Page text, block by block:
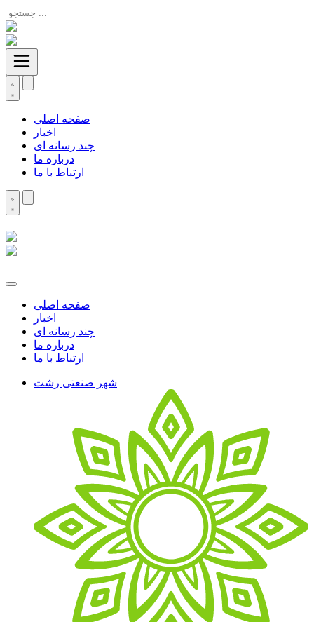
صفحه اصلی
اخبار
چند رسانه ای
درباره ما
ارتباط با ما
صفحه اصلی
اخبار
چند رسانه ای
درباره ما
ارتباط با ما
شهر صنعتی رشت